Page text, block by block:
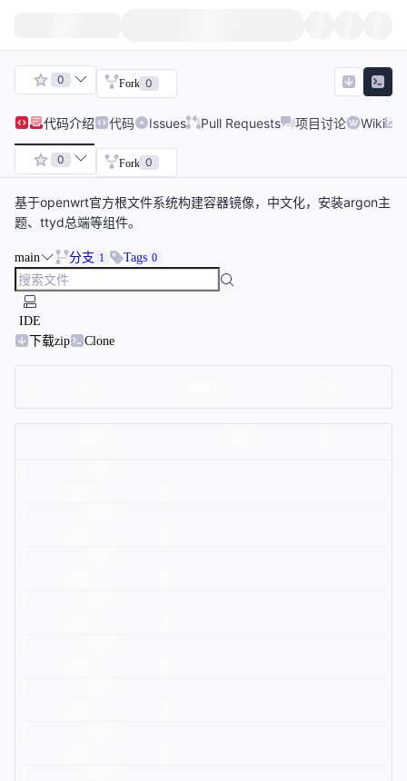
0 Fork 0
代码介绍 代码 Issues Pull Requests 项目讨论 Wiki
0 Fork 0
基于openwrt官方根文件系统构建容器镜像，中文化，安装argon主
题、ttyd总端等组件。
main 分支 1 Tags 0
IDE
下载zip
Clone